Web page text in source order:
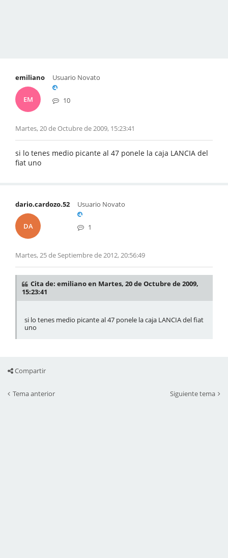
emiliano
EM
Usuario Novato
10
Martes, 20 de Octubre de 2009, 15:23:41
si lo tenes medio picante al 47 ponele la caja LANCIA del
fiat uno
dario.cardozo.52
DA
Usuario Novato
1
Martes, 25 de Septiembre de 2012, 20:56:49
Cita de: emiliano en Martes, 20 de Octubre de 2009,
15:23:41
si lo tenes medio picante al 47 ponele la caja LANCIA del fiat
uno
Compartir
Tema anterior Siguiente tema